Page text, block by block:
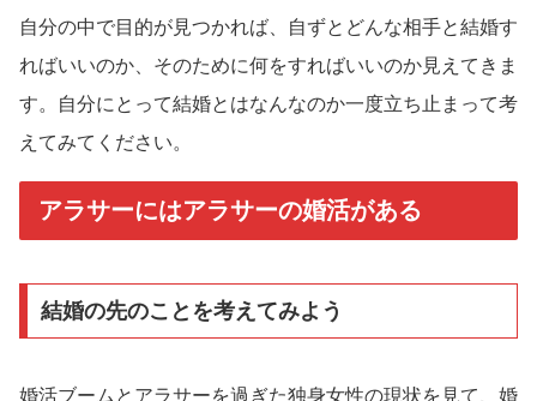
自分の中で目的が見つかれば、自ずとどんな相手と結婚す
ればいいのか、そのために何をすればいいのか見えてきま
す。自分にとって結婚とはなんなのか一度立ち止まって考
えてみてください。
アラサーにはアラサーの婚活がある
結婚の先のことを考えてみよう
婚活ブームとアラサーを過ぎた独身女性の現状を見て、婚